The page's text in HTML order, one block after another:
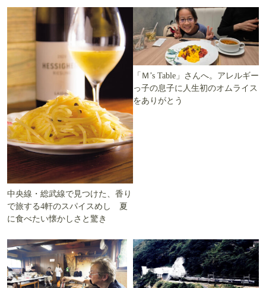
中央線・総武線で見つけた、香り
で旅する4軒のスパイスめし 夏
に食べたい懐かしさと驚き
「Ｍ’s Table」さんへ。アレルギー
っ子の息子に人生初のオムライス
をありがとう